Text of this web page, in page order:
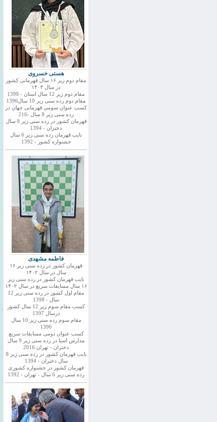
هستی خسروی
مقام دوم زیر ۱۶ سال قهرمانی کشور
در سال ۱۴۰۳
مقام دوم زیر 12 سال استان - 1398
مقام دوم رده سنی زیر 10 سال1396
کسب عنوان سومی قهرمانی جهان در
رده سنی زیر 8 سال -216
قهرمان کشور در رده سنی زیر 8 سال
دختران - 1394
نایب قهرمان رده سنی زیر 6 سال
جشنواره کشور - 1392
فاطمه مشهدی
قهرمان کشور در رده سنی زیر ۱۶
سال در سال ۱۴۰۲
نایب قهرمان کشور در رده سنی زیر
۱۶ سال مسابقات سریع در سال ۱۴۰۲
مقام اول کشور در رده سنی زیر 12
سال - 1398
کسب مقام سوم زیر 12 سال کشور
درسال 1397
مقام سوم رده سنی زیر 10 سال
1396
کسب عنوان دومی مسابقات سریع
مدارس اسیا در رده سنی زیر 9 سال
دختران - تهران 2016
نایب قهرمان کشور در رده سنی زیر 8
سال دختران - 1394
قهرمان کشور در جشنواره کشوری
رده سنی زیر 6 سال - تهران - 1392